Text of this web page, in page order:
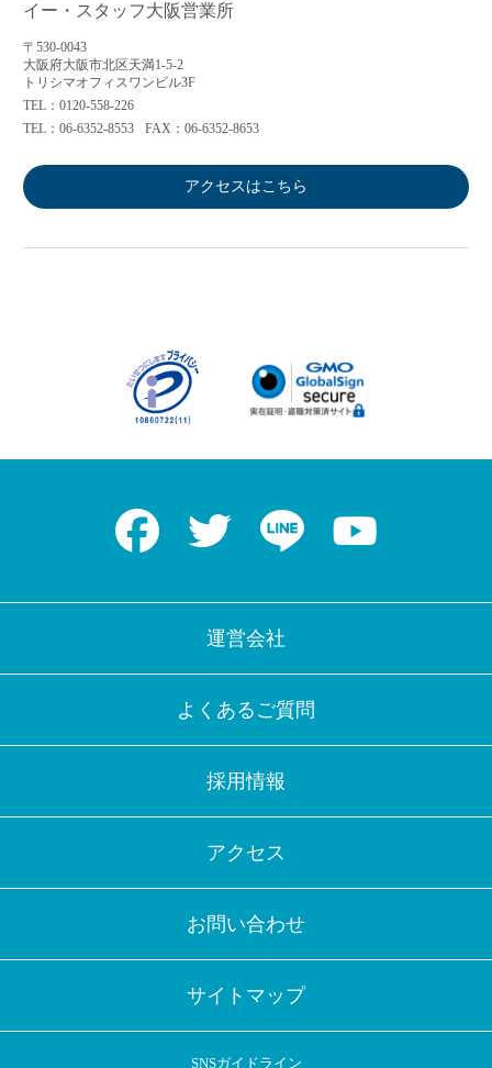
イー・スタッフ大阪営業所
〒530-0043
大阪府大阪市北区天満1-5-2
トリシマオフィスワンビル3F
TEL：0120-558-226
TEL：06-6352-8553
FAX：06-6352-8653
アクセスはこちら
Facebook Twitter LINE
運営会社
よくあるご質問
採用情報
アクセス
お問い合わせ
サイトマップ
SNSガイドライン